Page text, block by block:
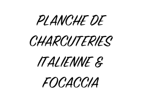
PLANCHE DE
CHARCUTERIES
ITALIENNE &
FOCACCIA